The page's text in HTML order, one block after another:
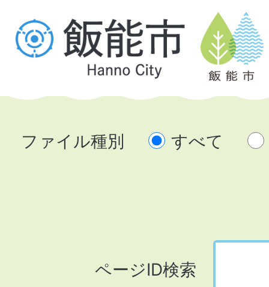
ファイル種別 すべて
ページID検索